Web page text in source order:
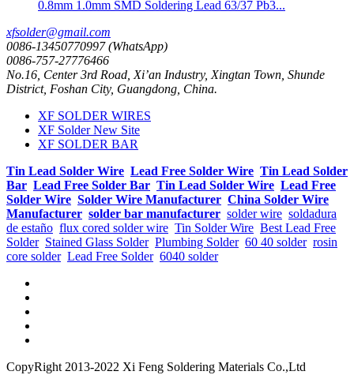
0.8mm 1.0mm SMD Soldering Lead 63/37 Pb3...
xfsolder@gmail.com
0086-13450770997 (WhatsApp)
0086-757-27776466
No.16, Center 3rd Road, Xi’an Industry, Xingtan Town, Shunde
District, Foshan City, Guangdong, China.
XF SOLDER WIRES
XF Solder New Site
XF SOLDER BAR
Tin Lead Solder Wire Lead Free Solder Wire Tin Lead Solder
Bar Lead Free Solder Bar Tin Lead Solder Wire Lead Free
Solder Wire Solder Wire Manufacturer China Solder Wire
Manufacturer solder bar manufacturer solder wire soldadura
de estaño flux cored solder wire Tin Solder Wire Best Lead Free
Solder Stained Glass Solder Plumbing Solder 60 40 solder rosin
core solder Lead Free Solder 6040 solder
CopyRight 2013-2022 Xi Feng Soldering Materials Co.,Ltd